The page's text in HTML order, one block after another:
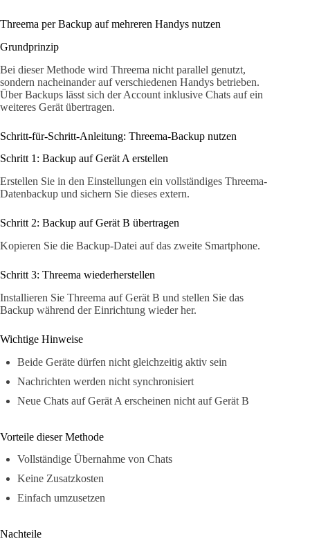
Threema per Backup auf mehreren Handys nutzen
Grundprinzip
Bei dieser Methode wird Threema nicht parallel genutzt,
sondern nacheinander auf verschiedenen Handys betrieben.
Über Backups lässt sich der Account inklusive Chats auf ein
weiteres Gerät übertragen.
Schritt-für-Schritt-Anleitung: Threema-Backup nutzen
Schritt 1: Backup auf Gerät A erstellen
Erstellen Sie in den Einstellungen ein vollständiges Threema-
Datenbackup und sichern Sie dieses extern.
Schritt 2: Backup auf Gerät B übertragen
Kopieren Sie die Backup-Datei auf das zweite Smartphone.
Schritt 3: Threema wiederherstellen
Installieren Sie Threema auf Gerät B und stellen Sie das
Backup während der Einrichtung wieder her.
Wichtige Hinweise
Beide Geräte dürfen nicht gleichzeitig aktiv sein
Nachrichten werden nicht synchronisiert
Neue Chats auf Gerät A erscheinen nicht auf Gerät B
Vorteile dieser Methode
Vollständige Übernahme von Chats
Keine Zusatzkosten
Einfach umzusetzen
Nachteile